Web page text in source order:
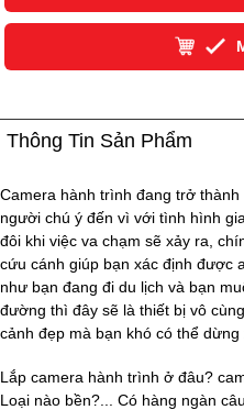
Thông Tin Sản Phẩm
Camera hành trình đang trở
người chú ý đến vì với tình hình
đôi khi việc va chạm sẽ xảy ra,
cứu cánh giúp bạn xác định được
như bạn đang đi du lịch và bạn
đường thì đây sẽ là thiết bị vô
cảnh đẹp mà bạn khó có thể dừng
Lắp camera hành trình ở đâu?
Loại nào bền?... Có hàng ngàn